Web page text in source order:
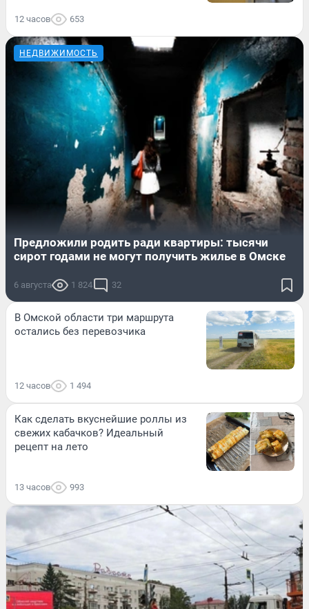
12 часов 653
НЕДВИЖИМОСТЬ
Предложили родить ради квартиры: тысячи
сирот годами не могут получить жилье в Омске
6 августа 1 824 32
В Омской области три маршрута
остались без перевозчика
12 часов 1 494
Как сделать вкуснейшие роллы из
свежих кабачков? Идеальный
рецепт на лето
13 часов 993